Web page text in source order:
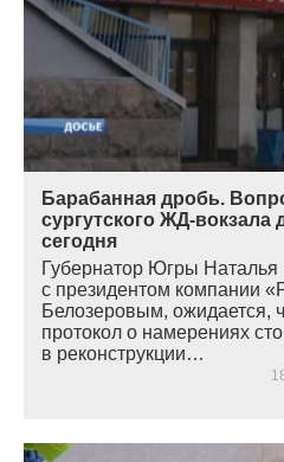
Барабанная дробь.
сургутского ЖД-вокзала
сегодня
Губернатор Югры Наталья
с президентом компании «
Белозеровым, ожидается,
протокол о намерениях
в реконструкции…